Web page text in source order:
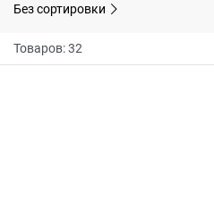
Без сортировки
Товаров: 32